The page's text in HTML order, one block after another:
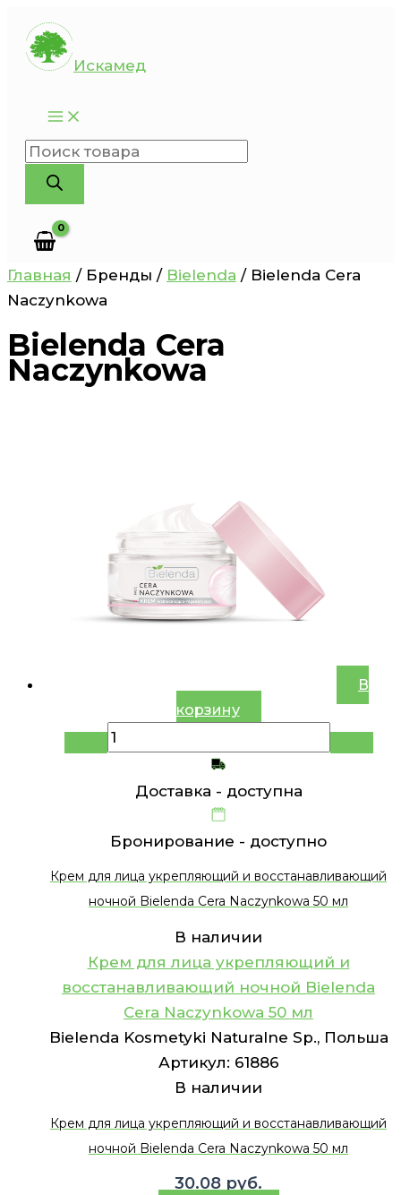
Перейти
содержимому
Искамед
Поиск
товаров
Главная / Бренды / Bielenda / Bielenda Cera
Naczynkowa
Bielenda Cera
Naczynkowa
В
корзину
Доставка - доступна
Бронирование - доступно
Крем для лица укрепляющий и восстанавливающий
ночной Bielenda Cera Naczynkowa 50 мл
В наличии
Крем для лица укрепляющий и
восстанавливающий ночной Bielenda
Cera Naczynkowa 50 мл
Bielenda Kosmetyki Naturalne Sp., Польша
Артикул: 61886
В наличии
Крем для лица укрепляющий и восстанавливающий
ночной Bielenda Cera Naczynkowa 50 мл
30.08 руб.